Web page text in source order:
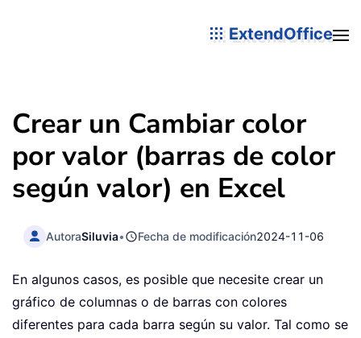
ExtendOffice
Crear un Cambiar color
por valor (barras de color
según valor) en Excel
AutoraSiluvia• Fecha de modificación2024-11-06
En algunos casos, es posible que necesite crear un
gráfico de columnas o de barras con colores
diferentes para cada barra según su valor. Tal como se